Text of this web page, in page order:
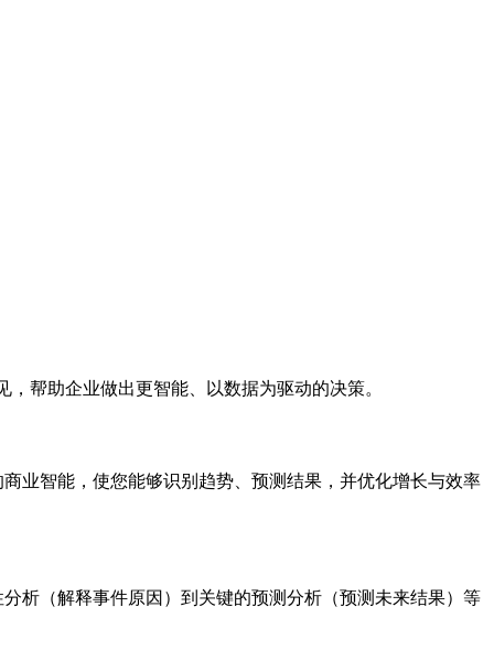
帮助企业做出更智能、以数据为驱动的决策。
业智能，使您能够识别趋势、预测结果，并优化增长与效率
析（解释事件原因）到关键的预测分析（预测未来结果）等